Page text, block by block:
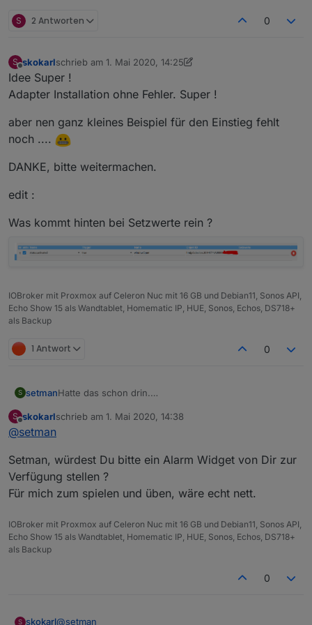
S 2 Antworten 0
S
Offline
skokarlschrieb am 1. Mai 2020, 14:25
zuletzt editiert von skokarl5. Jan. 2020, 16:36
Idee Super !
Adapter Installation ohne Fehler. Super !
aber nen ganz kleines Beispiel für den Einstieg fehlt
noch ....
DANKE, bitte weitermachen.
edit :
Was kommt hinten bei Setzwerte rein ?
IOBroker mit Proxmox auf Celeron Nuc mit 16 GB und Debian11, Sonos API,
Echo Show 15 als Wandtablet, Homematic IP, HUE, Sonos, Echos, DS718+
als Backup
1 Antwort 0
S setmanHatte das schon drin.
Meine Sensoren schalten auch.
S
Offline
skokarlschrieb am 1. Mai 2020, 14:38
zuletzt editiert von
@setman
Setman, würdest Du bitte ein Alarm Widget von Dir zur
Verfügung stellen ?
Für mich zum spielen und üben, wäre echt nett.
IOBroker mit Proxmox auf Celeron Nuc mit 16 GB und Debian11, Sonos API,
Echo Show 15 als Wandtablet, Homematic IP, HUE, Sonos, Echos, DS718+
als Backup
0
S skokarl@setman